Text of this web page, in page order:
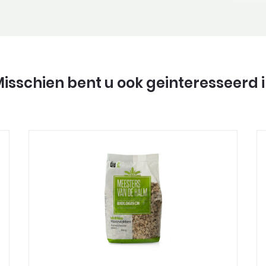
bent u ook geinteresseerd